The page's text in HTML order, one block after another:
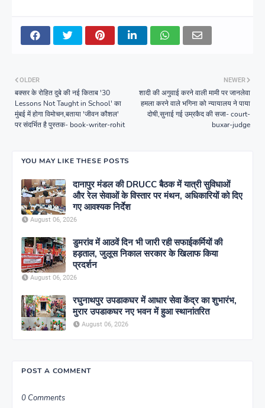
NEWER
शादी की अगुवाई करने वाली मामी पर जानलेवा
हमला करने वाले भगिना को न्यायालय ने पाया
दोषी,सुनाई गई उम्रकैद की सजा- court-
buxar-judge
OLDER
बक्सर के रोहित दुबे की नई किताब '30
Lessons Not Taught in School' का
मुंबई में होगा विमोचन,बताया 'जीवन कौशल'
पर संदर्भित है पुस्तक- book-writer-rohit
YOU MAY LIKE THESE POSTS
दानापुर मंडल की DRUCC बैठक में यात्री सुविधाओं
और रेल सेवाओं के विस्तार पर मंथन, अधिकारियों को दिए
गए आवश्यक निर्देश
August 06, 2026
डुमरांव में आठवें दिन भी जारी रही सफाईकर्मियों की
हड़ताल, जुलूस निकाल सरकार के खिलाफ किया
प्रदर्शन
August 06, 2026
रघुनाथपुर उपडाकघर में आधार सेवा केंद्र का शुभारंभ,
मुरार उपडाकघर नए भवन में हुआ स्थानांतरित
August 06, 2026
POST A COMMENT
0 Comments